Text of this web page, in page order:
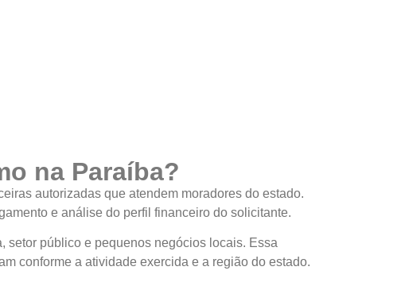
na Paraíba?
autorizadas que atendem moradores do estado.
e análise do perfil financeiro do solicitante.
setor público e pequenos negócios locais. Essa
conforme a atividade exercida e a região do estado.